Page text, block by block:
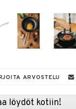
ARVOSTELU
löydöt kotiin!